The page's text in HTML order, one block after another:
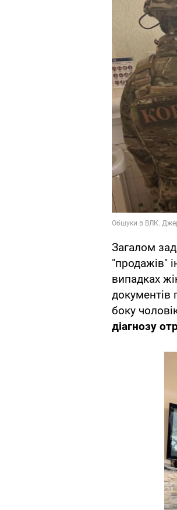
Загалом
"продажів"
випадках
документів
боку
діагнозу